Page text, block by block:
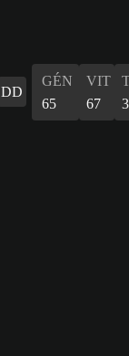
DD
GÉN
65
VIT
67